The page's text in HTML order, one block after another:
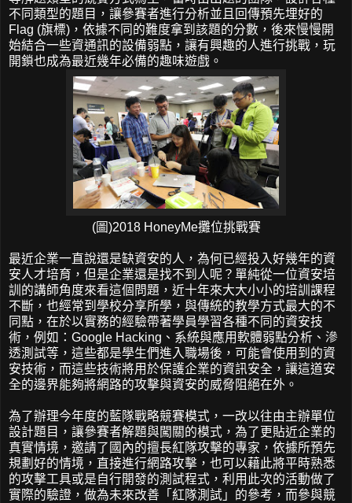
不同類型的題目，讓參賽者進行分析並且回傳預先埋好的
Flag (旗標)，依據不同的難度拿到該題的分數，後來慢慢開
始結合一些資通訊的設備弱點，讓有興趣的人進行挑戰，玩
開鎖也成為最近幾年必備的趣味遊戲。
(圖)2018 HoneyMe攤位挑戰賽
最近企業一直說還是缺資安的人，為何已經投入好幾年的資
安人才培育，但是企業還是找不到人呢？單純從一位資安培
訓的講師角度來看這個問題，近十年來大大小小的培訓課程
不斷，也經常到學校分享所學，與傳統的教學方式最大的不
同點，在於以實務的經驗帶著學員學習各種不同的資安技
術，例如：Google Hacking、系統與應用軟體弱點分析、滲
透測試等，這些都是學生們進入職場後，可能會使用到的資
安技術，而這些技術將用於保護企業的資訊安全，讓這道安
全的邊界能夠將網路的攻擊與資安的威脅阻絕在外。
為了辦理今年度的藍隊戰略競賽模式，一改以往由主辦單位
設計題目，讓參賽者解題與闖關的模式，為了更貼近企業的
真實情境，邀請了國內的擅長紅隊攻擊的專家，依據所預先
規劃好的情境，直接進行網路攻擊，也可以藉此將平時熟悉
的攻擊工具或是自行開發的測試程式，利用此次的活動做了
實際的驗證，做為未來改善「紅隊測試」的參考，而參與競